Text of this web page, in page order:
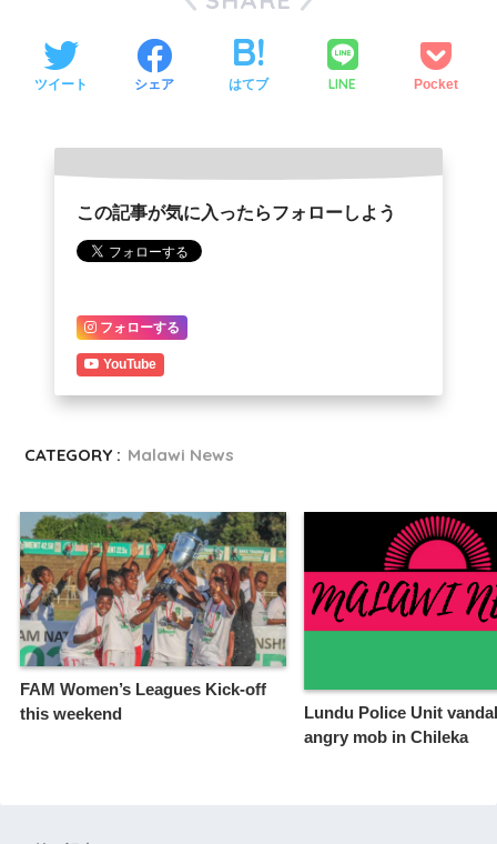
ツイート シェア はてブ LINE Pocket
この記事が気に入ったらフォローしよう
フォローする
YouTube
CATEGORY : Malawi News
FAM Women’s Leagues Kick-off
this weekend
Lundu Police Unit
angry mob in Chileka